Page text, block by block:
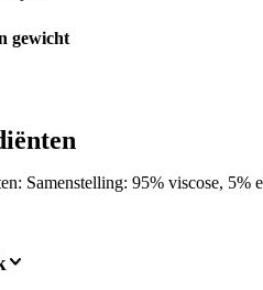
gewicht
Samenstelling: 95% viscose, 5%